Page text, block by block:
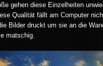
gehen diese Einzelheiten
Qualität fällt am Computer
Bilder druckt um sie an die
matschig.